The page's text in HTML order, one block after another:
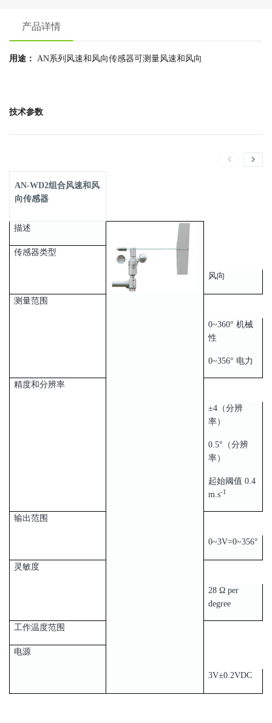
产品详情
用途： AN系列风速和风向传感器可测量风速和风向
技术参数
AN-WD2组合风速和风
向传感器
描述
传感器类型
风向
测量范围
0~360° 机械
性
0~356° 电力
精度和分辨率
±4（分辨
率）
0.5°（分辨
率）
起始阈值 0.4
m.s-1
输出范围
0~3V=0~356°
灵敏度
28 Ω per
degree
工作温度范围
电源
3V±0.2VDC